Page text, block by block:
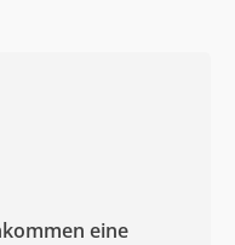
eine